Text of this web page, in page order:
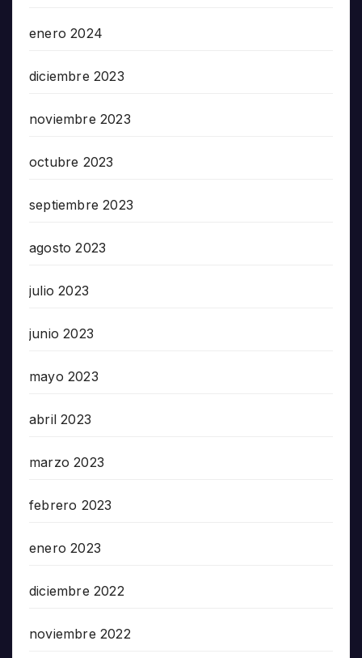
enero 2024
diciembre 2023
noviembre 2023
octubre 2023
septiembre 2023
agosto 2023
julio 2023
junio 2023
mayo 2023
abril 2023
marzo 2023
febrero 2023
enero 2023
diciembre 2022
noviembre 2022